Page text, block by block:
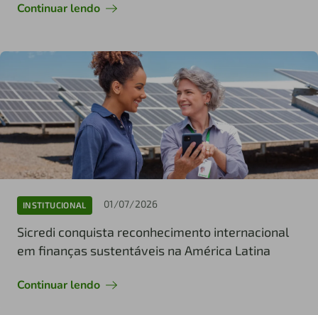
Continuar lendo
INSTITUCIONAL 01/07/2026
Sicredi conquista reconhecimento internacional
em finanças sustentáveis na América Latina
Continuar lendo